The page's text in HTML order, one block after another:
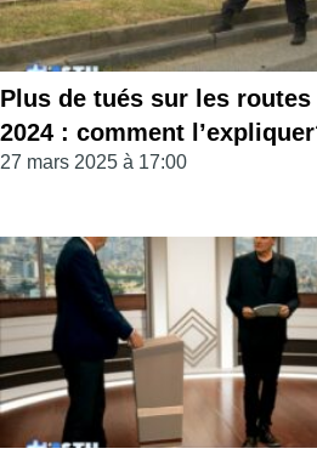
Plus de tués sur les
2024 : comment
27 mars 2025 à 17:00